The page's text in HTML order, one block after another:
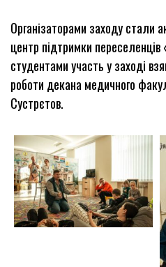
Організаторами заходу стали
центр підтримки
студентами участь у заході
роботи декана медичного
Сустрєтов.